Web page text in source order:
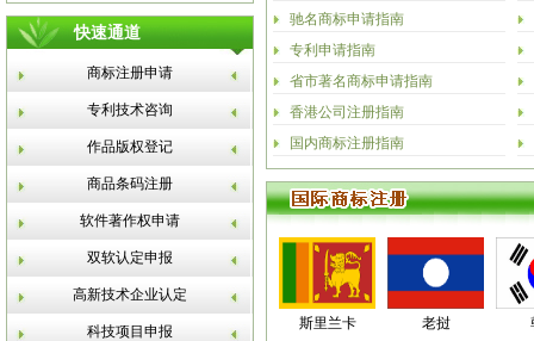
快速通道
商标注册申请
专利技术咨询
作品版权登记
商品条码注册
软件著作权申请
双软认定申报
高新技术企业认定
科技项目申报
驰名商标申请指南
专利申请指南
省市著名商标申请指南
香港公司注册指南
国内商标注册指南
斯里兰卡 老挝